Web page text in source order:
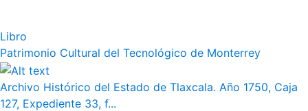
Libro
Patrimonio Cultural del Tecnológico de Monterrey
Archivo Histórico del Estado de Tlaxcala. Año 1750, Caja
127, Expediente 33, f...